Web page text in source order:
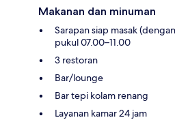
Makanan dan minuman
Sarapan siap masak
pukul 07.00–11.00
3 restoran
Bar/lounge
Bar tepi kolam renang
Layanan kamar 24 jam